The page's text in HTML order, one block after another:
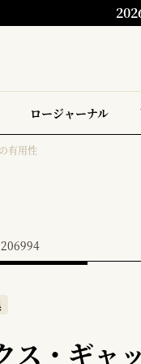
ロージャーナル
有用性
ス・ギャ